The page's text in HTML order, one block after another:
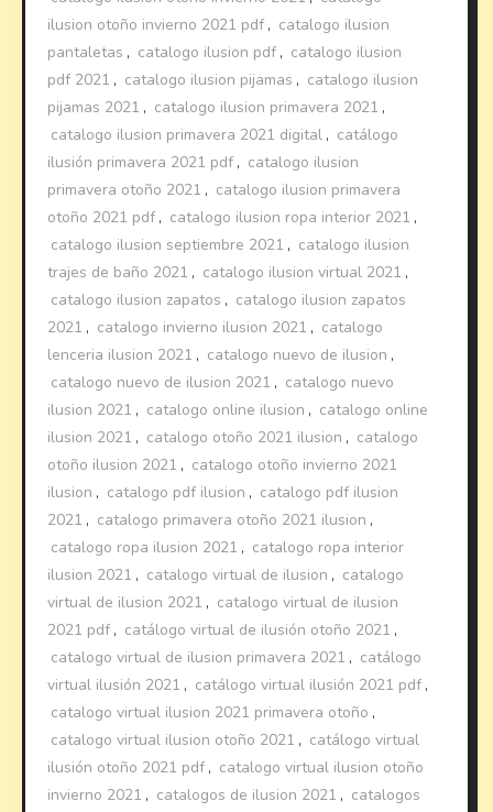
ilusion otoño invierno 2021 pdf , catalogo ilusion
pantaletas , catalogo ilusion pdf , catalogo ilusion
pdf 2021 , catalogo ilusion pijamas , catalogo ilusion
pijamas 2021 , catalogo ilusion primavera 2021 ,
catalogo ilusion primavera 2021 digital , catálogo
ilusión primavera 2021 pdf , catalogo ilusion
primavera otoño 2021 , catalogo ilusion primavera
otoño 2021 pdf , catalogo ilusion ropa interior 2021 ,
catalogo ilusion septiembre 2021 , catalogo ilusion
trajes de baño 2021 , catalogo ilusion virtual 2021 ,
catalogo ilusion zapatos , catalogo ilusion zapatos
2021 , catalogo invierno ilusion 2021 , catalogo
lenceria ilusion 2021 , catalogo nuevo de ilusion ,
catalogo nuevo de ilusion 2021 , catalogo nuevo
ilusion 2021 , catalogo online ilusion , catalogo online
ilusion 2021 , catalogo otoño 2021 ilusion , catalogo
otoño ilusion 2021 , catalogo otoño invierno 2021
ilusion , catalogo pdf ilusion , catalogo pdf ilusion
2021 , catalogo primavera otoño 2021 ilusion ,
catalogo ropa ilusion 2021 , catalogo ropa interior
ilusion 2021 , catalogo virtual de ilusion , catalogo
virtual de ilusion 2021 , catalogo virtual de ilusion
2021 pdf , catálogo virtual de ilusión otoño 2021 ,
catalogo virtual de ilusion primavera 2021 , catálogo
virtual ilusión 2021 , catálogo virtual ilusión 2021 pdf ,
catalogo virtual ilusion 2021 primavera otoño ,
catalogo virtual ilusion otoño 2021 , catálogo virtual
ilusión otoño 2021 pdf , catalogo virtual ilusion otoño
invierno 2021 , catalogos de ilusion 2021 , catalogos